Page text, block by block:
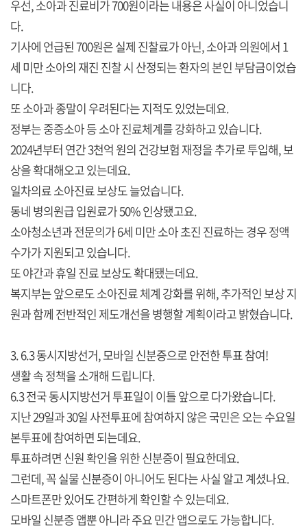
우선, 소아과 진료비가 700원이라는 내용은 사실이 아니었습니
다.
기사에 언급된 700원은 실제 진찰료가 아닌, 소아과 의원에서 1
세 미만 소아의 재진 진찰 시 산정되는 환자의 본인 부담금이었습
니다.
또 소아과 종말이 우려된다는 지적도 있었는데요.
정부는 중증소아 등 소아 진료체계를 강화하고 있습니다.
2024년부터 연간 3천억 원의 건강보험 재정을 추가로 투입해, 보
상을 확대해오고 있는데요.
일차의료 소아진료 보상도 늘었습니다.
동네 병의원급 입원료가 50% 인상됐고요.
소아청소년과 전문의가 6세 미만 소아 초진 진료하는 경우 정액
수가가 지원되고 있습니다.
또 야간과 휴일 진료 보상도 확대됐는데요.
복지부는 앞으로도 소아진료 체계 강화를 위해, 추가적인 보상 지
원과 함께 전반적인 제도개선을 병행할 계획이라고 밝혔습니다.
3. 6.3 동시지방선거, 모바일 신분증으로 안전한 투표 참여!
생활 속 정책을 소개해 드립니다.
6.3 전국 동시지방선거 투표일이 이틀 앞으로 다가왔습니다.
지난 29일과 30일 사전투표에 참여하지 않은 국민은 오는 수요일
본투표에 참여하면 되는데요.
투표하려면 신원 확인을 위한 신분증이 필요한데요.
그런데, 꼭 실물 신분증이 아니어도 된다는 사실 알고 계셨나요.
스마트폰만 있어도 간편하게 확인할 수 있는데요.
모바일 신분증 앱뿐 아니라 주요 민간 앱으로도 가능합니다.